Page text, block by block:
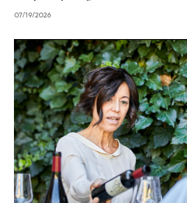
07/19/2026